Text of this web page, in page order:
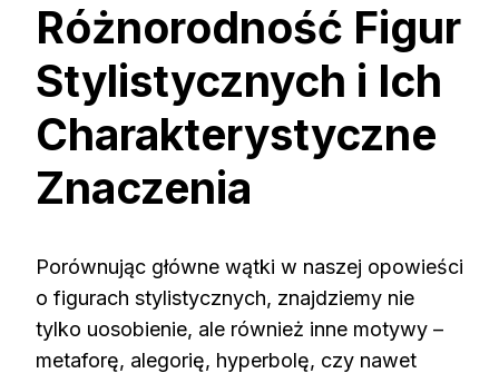
Różnorodność Figur
Stylistycznych i Ich
Charakterystyczne
Znaczenia
Porównując główne wątki w naszej opowieści
o figurach stylistycznych, znajdziemy nie
tylko uosobienie, ale również inne motywy –
metaforę, alegorię, hyperbolę, czy nawet